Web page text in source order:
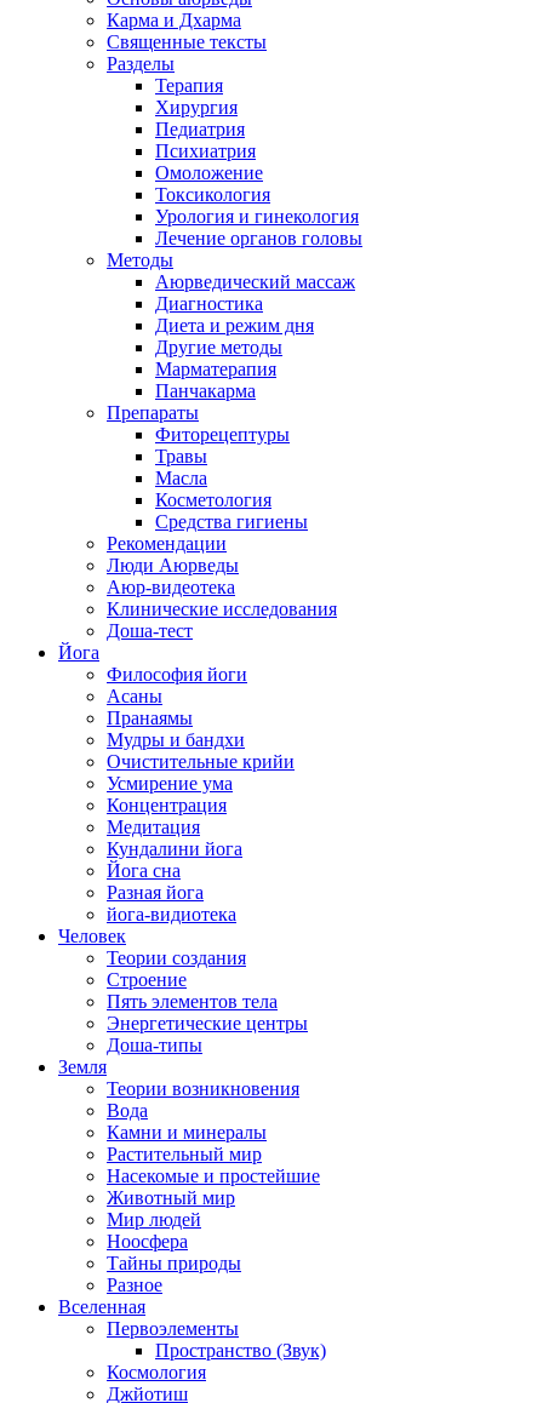
Карма и Дхарма
Священные тексты
Разделы
Терапия
Хирургия
Педиатрия
Психиатрия
Омоложение
Токсикология
Урология и гинекология
Лечение органов головы
Методы
Аюрведический массаж
Диагностика
Диета и режим дня
Другие методы
Марматерапия
Панчакарма
Препараты
Фиторецептуры
Травы
Масла
Косметология
Средства гигиены
Рекомендации
Люди Аюрведы
Аюр-видеотека
Клинические исследования
Доша-тест
Йога
Философия йоги
Асаны
Пранаямы
Мудры и бандхи
Очистительные крийи
Усмирение ума
Концентрация
Медитация
Кундалини йога
Йога сна
Разная йога
йога-видиотека
Человек
Теории создания
Строение
Пять элементов тела
Энергетические центры
Доша-типы
Земля
Теории возникновения
Вода
Камни и минералы
Растительный мир
Насекомые и простейшие
Животный мир
Мир людей
Ноосфера
Тайны природы
Разное
Вселенная
Первоэлементы
Пространство (Звук)
Космология
Джйотиш